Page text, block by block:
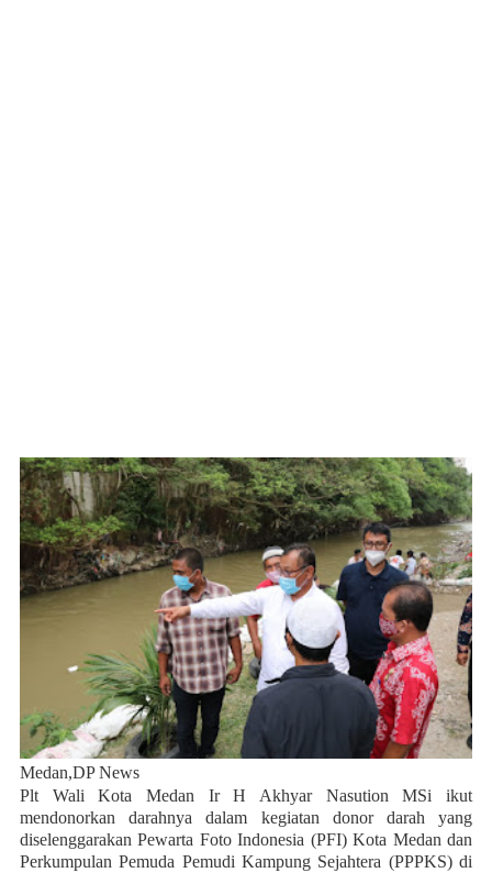
Medan,DP News
Plt Wali Kota Medan Ir H Akhyar Nasution MSi ikut
mendonorkan darahnya dalam kegiatan donor darah yang
diselenggarakan Pewarta Foto Indonesia (PFI) Kota Medan dan
Perkumpulan Pemuda Pemudi Kampung Sejahtera (PPPKS) di